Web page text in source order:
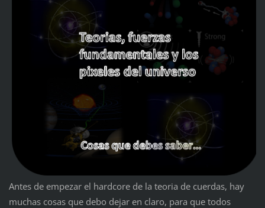
Antes de empezar el hardcore de la teoria de cuerdas, hay
muchas cosas que debo dejar en claro, para que todos